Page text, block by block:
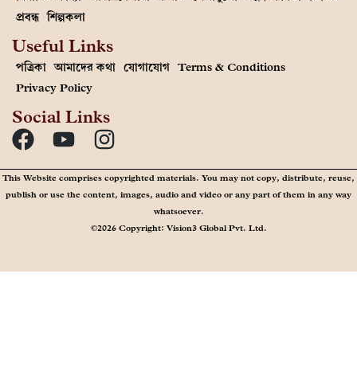
প্রবন্ধ শিল্পকলা
Useful Links
পত্রিকা আমাদের কথা যোগাযোগ Terms & Conditions
Privacy Policy
Social Links
This Website comprises copyrighted materials. You may not copy, distribute, reuse,
publish or use the content, images, audio and video or any part of them in any way
whatsoever.
©2026 Copyright: Vision3 Global Pvt. Ltd.